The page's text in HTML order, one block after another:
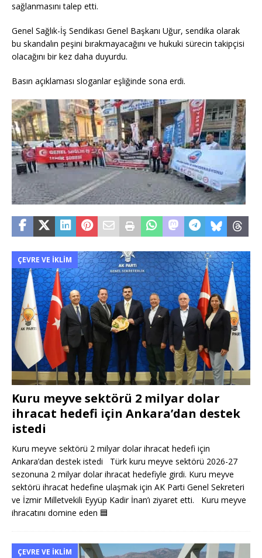
sağlanmasını talep etti.
Genel Sağlık-İş Sendikası Genel Başkanı Uğur, sendika olarak
bu skandalın peşini bırakmayacağını ve hukuki sürecin takipçisi
olacağını bir kez daha duyurdu.
Basın açıklaması sloganlar eşliğinde sona erdi.
ÇEVRE VE İKLIM
Kuru meyve sektörü 2 milyar dolar
ihracat hedefi için Ankara’dan destek
istedi
Kuru meyve sektörü 2 milyar dolar ihracat hedefi için
Ankara’dan destek istedi Türk kuru meyve sektörü 2026-27
sezonuna 2 milyar dolar ihracat hedefiyle girdi. Kuru meyve
sektörü ihracat hedefine ulaşmak için AK Parti Genel Sekreteri
ve İzmir Milletvekili Eyyüp Kadir İnan’ı ziyaret etti. Kuru meyve
ihracatını domine eden 🟦
ÇEVRE VE İKLIM